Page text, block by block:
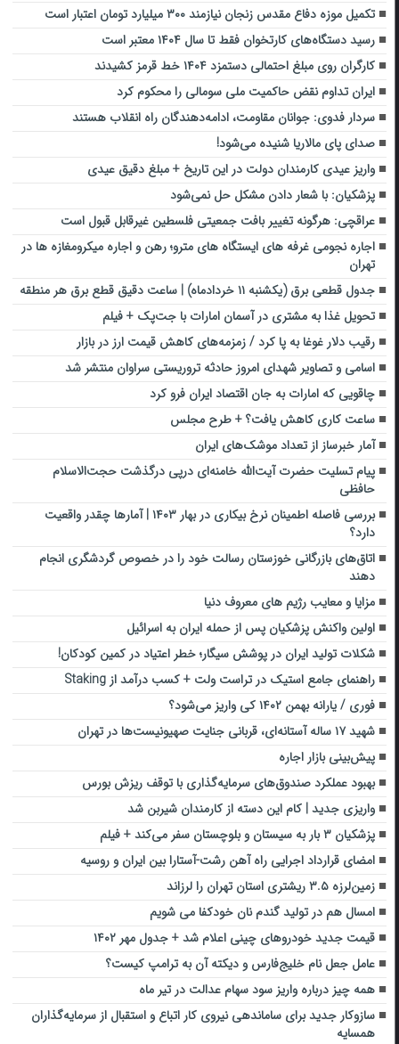
تکمیل موزه دفاع مقدس زنجان نیازمند ۳۰۰ میلیارد تومان اعتبار است
رسید دستگاه‌های کارتخوان فقط تا سال ۱۴۰۴ معتبر است
کارگران روی مبلغ احتمالی دستمزد ۱۴۰۴ خط قرمز کشیدند
ایران تداوم نقض حاکمیت ملی سومالی را محکوم کرد
سردار فدوی:‌ جوانان مقاومت، ادامه‌دهندگان راه انقلاب هستند
صدای پای مالاریا شنیده می‌شود!
واریز عیدی کارمندان دولت در این تاریخ + مبلغ دقیق عیدی
پزشکیان: با شعار دادن مشکل حل نمی‌شود
عراقچی: هرگونه تغییر بافت جمعیتی فلسطین غیرقابل قبول است
اجاره نجومی غرفه های ایستگاه های مترو؛ رهن و اجاره میکرومغازه ها در
تهران
جدول قطعی برق (یکشنبه ۱۱ خردادماه) | ساعت دقیق قطع برق هر منطقه
تحویل غذا به مشتری در آسمان امارات با جت‌پک + فیلم
رقیب دلار غوغا به پا کرد / زمزمه‌های کاهش قیمت ارز در بازار
اسامی و تصاویر شهدای امروز حادثه تروریستی سراوان منتشر شد
چاقویی که امارات به جان اقتصاد ایران فرو کرد
ساعت کاری کاهش یافت؟ + طرح مجلس
آمار خبرساز از تعداد موشک‌های ایران
پیام تسلیت حضرت آیت‌الله خامنه‌ای درپی درگذشت حجت‌الاسلام
حافظی
بررسی فاصله اطمینان نرخ بیکاری در بهار ۱۴۰۳ | آمارها چقدر واقعیت
دارد؟
اتاق‌های بازرگانی خوزستان رسالت خود را در خصوص گردشگری انجام
دهند
مزایا و معایب رژیم‌ های معروف دنیا
اولین واکنش پزشکیان پس از حمله ایران به اسرائیل
شکلات‌ تولید ایران در پوشش سیگار؛ خطر اعتیاد در کمین کودکان!
راهنمای جامع استیک در تراست ولت + کسب درآمد از Staking
فوری / یارانه بهمن ۱۴۰۲ کی واریز می‌شود؟
شهید ۱۷ ساله آستانه‌ای، قربانی جنایت صهیونیست‌ها در تهران
پیش‌بینی بازار اجاره
بهبود عملکرد صندوق‌های سرمایه‌گذاری با توقف ریزش بورس
واریزی جدید | کام این دسته از کارمندان شیربن شد
پزشکیان ۳ بار به سیستان و‌ بلوچستان سفر می‌کند + فیلم
امضای قرارداد اجرایی راه آهن رشت-آستارا بین ایران و روسیه
زمین‌لرزه ۳.۵ ریشتری استان تهران را لرزاند
امسال هم در تولید گندم نان خودکفا می شویم
قیمت جدید خودروهای چینی اعلام شد + جدول مهر ۱۴۰۲
عامل جعل نام خلیج‌فارس و دیکته آن به ترامپ کیست؟
همه چیز درباره واریز سود سهام عدالت در تیر ماه
سازوکار جدید برای ساماندهی نیروی کار اتباع و استقبال از سرمایه‌گذاران
همسایه